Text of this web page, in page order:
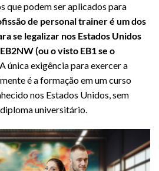
que podem ser aplicados para
de personal trainer é um dos
se legalizar nos Estados Unidos
(ou o visto EB1 se o
única exigência para exercer a
é a formação em um curso
nos Estados Unidos, sem
universitário.